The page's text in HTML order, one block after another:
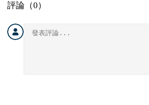
評論（0）